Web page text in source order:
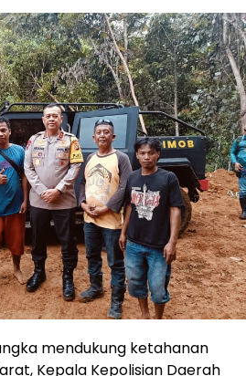
mendukung ketahanan
Kepala Kepolisian Daerah